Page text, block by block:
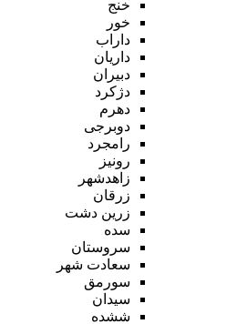
خنج
خور
داراب
داریان
دبیران
دژکرد
دهرم
دوبرجی
رامجرد
رونیز
زاهدشهر
زرقان
زرین دشت
سده
سروستان
سعادت شهر
سورمق
سیدان
ششده